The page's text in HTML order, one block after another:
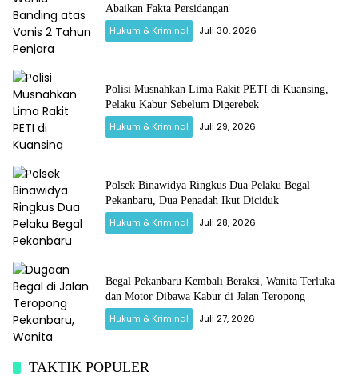
Abaikan Fakta Persidangan
Hukum & Kriminal Juli 30, 2026
Polisi Musnahkan Lima Rakit PETI di Kuansing,
Pelaku Kabur Sebelum Digerebek
Hukum & Kriminal Juli 29, 2026
Polsek Binawidya Ringkus Dua Pelaku Begal
Pekanbaru, Dua Penadah Ikut Diciduk
Hukum & Kriminal Juli 28, 2026
Begal Pekanbaru Kembali Beraksi, Wanita Terluka
dan Motor Dibawa Kabur di Jalan Teropong
Hukum & Kriminal Juli 27, 2026
TAKTIK POPULER